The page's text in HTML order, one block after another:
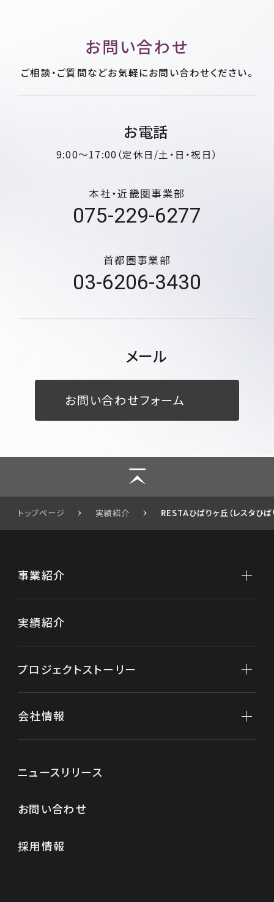
お問い合わせ
ご相談・ご質問などお気軽にお問い合わせください。
お電話
9:00～17:00（定休日/土・日・祝日）
本社・近畿圏事業部
075-229-6277
首都圏事業部
03-6206-3430
メール
お問い合わせフォーム
トップページ 実績紹介 RESTAひばりヶ丘（レスタひば
事業紹介
不動産再生
実績紹介
プロジェクトストーリー
「クラッシィハウス京都御苑ザ・テラス」
会社情報
代表メッセージ
役員紹介
経営理念
ニュースリリース
お問い合わせ
採用情報